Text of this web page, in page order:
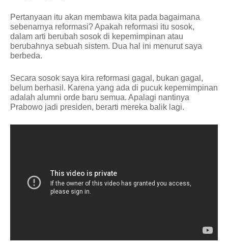
Pertanyaan itu akan membawa kita pada bagaimana
sebenarnya reformasi? Apakah reformasi itu sosok,
dalam arti berubah sosok di kepemimpinan atau
berubahnya sebuah sistem. Dua hal ini menurut saya
berbeda.
Secara sosok saya kira reformasi gagal, bukan gagal,
belum berhasil. Karena yang ada di pucuk kepemimpinan
adalah alumni orde baru semua. Apalagi nantinya
Prabowo jadi presiden, berarti mereka balik lagi.